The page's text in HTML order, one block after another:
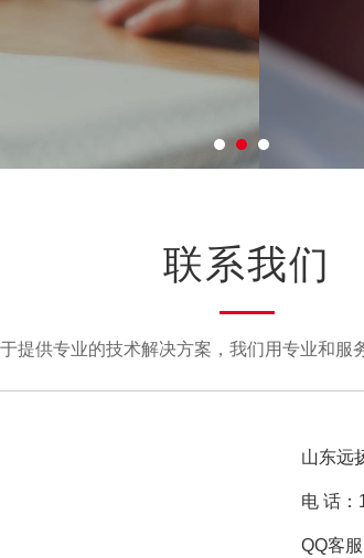
联系我们
提供专业的技术解决方案，我们用专业和服
山东远
电 话：
QQ客